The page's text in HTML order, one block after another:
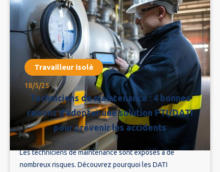
Travailleur isolé
18/5/25
Techniciens de maintenance : 4 bonnes
raisons d’adopter une solution PTI/DATI
pour prévenir les accidents
Les techniciens de maintenance sont exposés à de
nombreux risques. Découvrez pourquoi les DATI